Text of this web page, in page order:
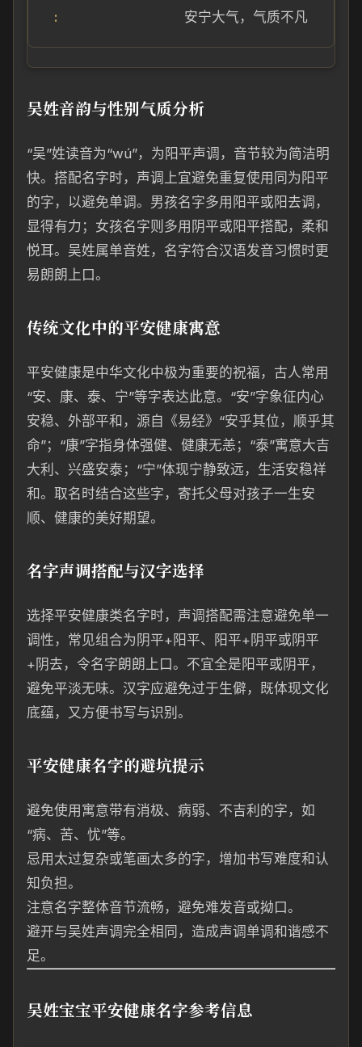
安宁大气，气质不凡
吴姓音韵与性别气质分析
“吴”姓读音为“wú”，为阳平声调，音节较为简洁明
快。搭配名字时，声调上宜避免重复使用同为阳平
的字，以避免单调。男孩名字多用阳平或阳去调，
显得有力；女孩名字则多用阴平或阳平搭配，柔和
悦耳。吴姓属单音姓，名字符合汉语发音习惯时更
易朗朗上口。
传统文化中的平安健康寓意
平安健康是中华文化中极为重要的祝福，古人常用
“安、康、泰、宁”等字表达此意。“安”字象征内心
安稳、外部平和，源自《易经》“安乎其位，顺乎其
命”；“康”字指身体强健、健康无恙；“泰”寓意大吉
大利、兴盛安泰；“宁”体现宁静致远，生活安稳祥
和。取名时结合这些字，寄托父母对孩子一生安
顺、健康的美好期望。
名字声调搭配与汉字选择
选择平安健康类名字时，声调搭配需注意避免单一
调性，常见组合为阴平+阳平、阳平+阴平或阴平
+阴去，令名字朗朗上口。不宜全是阳平或阴平，
避免平淡无味。汉字应避免过于生僻，既体现文化
底蕴，又方便书写与识别。
平安健康名字的避坑提示
避免使用寓意带有消极、病弱、不吉利的字，如
“病、苦、忧”等。
忌用太过复杂或笔画太多的字，增加书写难度和认
知负担。
注意名字整体音节流畅，避免难发音或拗口。
避开与吴姓声调完全相同，造成声调单调和谐感不
足。
吴姓宝宝平安健康名字参考信息